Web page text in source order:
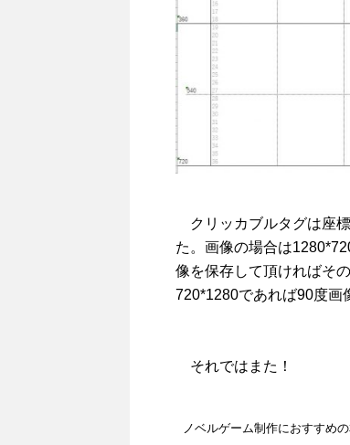
クリッカブルタグは座
た。画像の場合は
像を保存して頂ければそ
720*1280であれば90度画
それではまた！